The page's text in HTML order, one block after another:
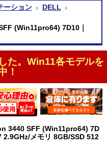
ーション
DELL
(Win11pro64) 7D10｜
た。Win11各モデルを
！
3440 SFF (Win11pro64) 7D
メモリ 8GB/SSD 512